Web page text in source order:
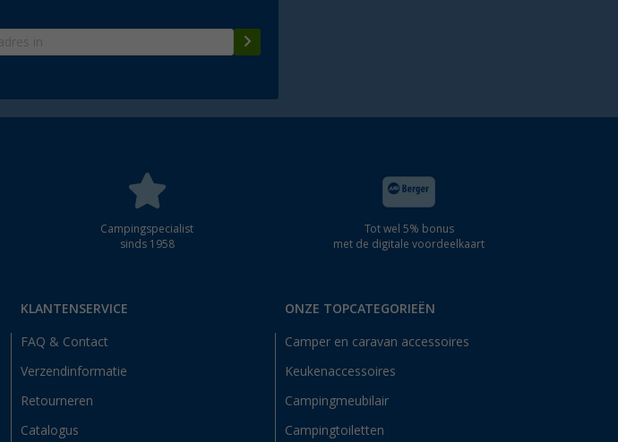
Campingspecialist
sinds 1958
Tot wel 5% bonus
met de digitale voordeelkaart
KLANTENSERVICE
FAQ & Contact
Verzendinformatie
Retourneren
Catalogus
ONZE TOPCATEGORIEËN
Camper en caravan accessoires
Keukenaccessoires
Campingmeubilair
Campingtoiletten